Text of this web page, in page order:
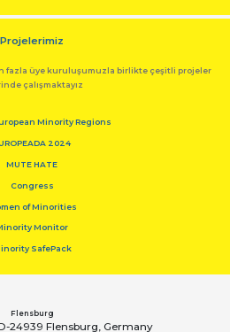
Projelerimiz
fazla üye kuruluşumuzla birlikte çeşitli projeler
çalışmaktayız
Minority Regions
2024
MUTE HATE
Congress
of Minorities
Monitor
SafePack
Flensburg
24939 Flensburg, Germany